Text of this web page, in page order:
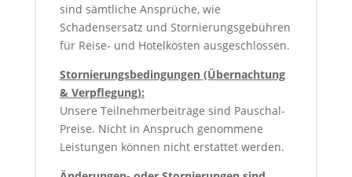
sind sämtliche Ansprüche, wie
Schadensersatz und Stornierungsgebühren
für Reise- und Hotelkosten ausgeschlossen.
Stornierungsbedingungen (Übernachtung
& Verpflegung):
Unsere Teilnehmerbeiträge sind Pauschal-
Preise. Nicht in Anspruch genommene
Leistungen können nicht erstattet werden.